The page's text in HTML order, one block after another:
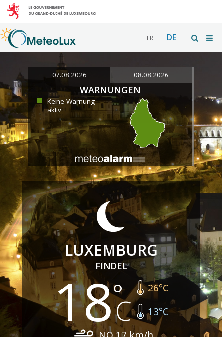
FR DE
07.08.2026 08.08.2026
WARNUNGEN
Keine Warnung
aktiv
LUXEMBURG
FINDEL
18 26°C
13°C